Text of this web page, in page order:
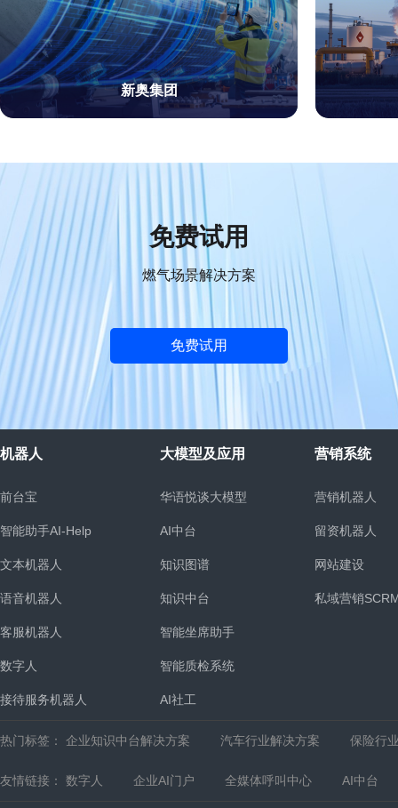
新奥集团
免费试用
燃气场景解决方案
免费试用
机器人
前台宝
智能助手AI-Help
文本机器人
语音机器人
客服机器人
数字人
接待服务机器人
大模型及应用
华语悦谈大模型
AI中台
知识图谱
知识中台
智能坐席助手
智能质检系统
AI社工
营销系统
营销机器人
留资机器人
网站建设
私域营销
热门标签： 企业知识中台解决方案 汽车行业解决方案 保险行
友情链接： 数字人 企业AI门户 全媒体呼叫中心 AI中台